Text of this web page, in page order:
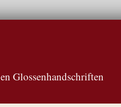
Glossenhandschriften